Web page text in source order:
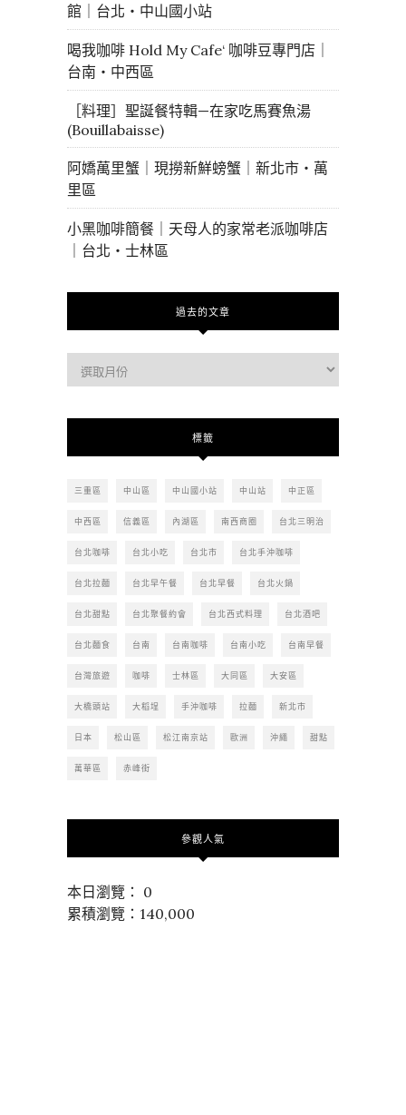
館｜台北・中山國小站
喝我咖啡 Hold My Cafe‘ 咖啡豆專門店｜
台南・中西區
［料理］聖誕餐特輯—在家吃馬賽魚湯
(Bouillabaisse)
阿嬌萬里蟹｜現撈新鮮螃蟹｜新北市・萬
里區
小黑咖啡簡餐｜天母人的家常老派咖啡店
｜台北・士林區
過去的文章
去
標籤
三重區 中山區 中山國小站 中山站 中正區
中西區 信義區 內湖區 南西商圈 台北三明治
台北咖啡 台北小吃 台北市 台北手沖咖啡
台北拉麵 台北早午餐 台北早餐 台北火鍋
台北甜點 台北聚餐約會 台北西式料理 台北酒吧
台北麵食 台南 台南咖啡 台南小吃 台南早餐
台灣旅遊 咖啡 士林區 大同區 大安區
大橋頭站 大稻埕 手沖咖啡 拉麵 新北市
日本 松山區 松江南京站 歐洲 沖繩 甜點
萬華區 赤峰街
參觀人氣
本日瀏覽： 0
累積瀏覽：140,000